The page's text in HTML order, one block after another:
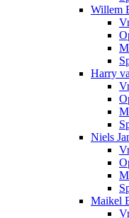
Willem
Harry
Niels
Maikel